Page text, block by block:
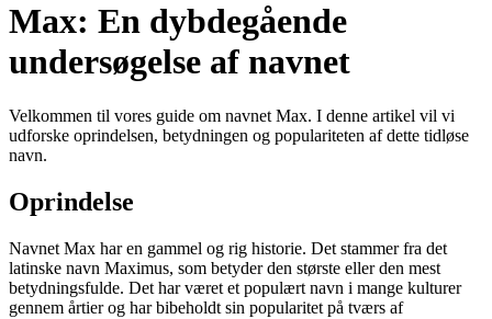
Max: En dybdegående
undersøgelse af navnet
Velkommen til vores guide om navnet Max. I denne artikel vil vi
udforske oprindelsen, betydningen og populariteten af dette tidløse
navn.
Oprindelse
Navnet Max har en gammel og rig historie. Det stammer fra det
latinske navn Maximus, som betyder den største eller den mest
betydningsfulde. Det har været et populært navn i mange kulturer
gennem årtier og har bibeholdt sin popularitet på tværs af